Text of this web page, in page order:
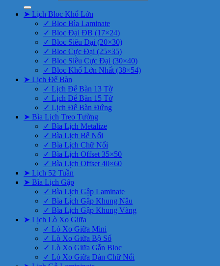
➤ Lịch Bloc Khổ Lớn
✓ Bloc Bìa Laminate
✓ Bloc Đại ĐB (17×24)
✓ Bloc Siêu Đại (20×30)
✓ Bloc Cực Đại (25×35)
✓ Bloc Siêu Cực Đại (30×40)
✓ Bloc Khổ Lớn Nhất (38×54)
➤ Lịch Để Bàn
✓ Lịch Để Bàn 13 Tờ
✓ Lịch Để Bàn 15 Tờ
✓ Lịch Để Bàn Đứng
➤ Bìa Lịch Treo Tường
✓ Bìa Lịch Metalize
✓ Bìa Lịch Bế Nổi
✓ Bìa Lịch Chữ Nổi
✓ Bìa Lịch Offset 35×50
✓ Bìa Lịch Offset 40×60
➤ Lịch 52 Tuần
➤ Bìa Lịch Gập
✓ Bìa Lịch Gập Laminate
✓ Bìa Lịch Gập Khung Nâu
✓ Bìa Lịch Gập Khung Vàng
➤ Lịch Lò Xo Giữa
✓ Lò Xo Giữa Mini
✓ Lò Xo Giữa Bộ Số
✓ Lò Xo Giữa Gắn Bloc
✓ Lò Xo Giữa Dán Chữ Nổi